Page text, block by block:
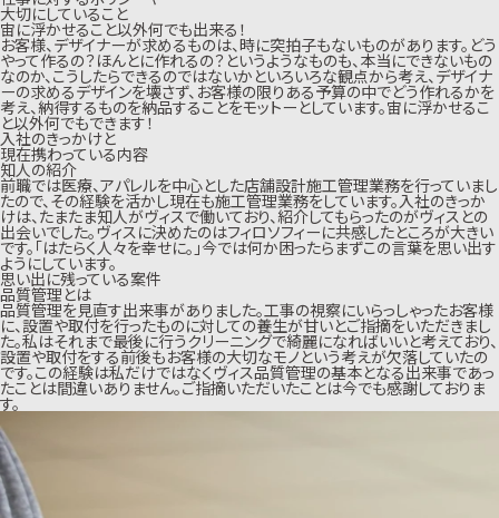
大切にしていること
宙に浮かせること以外何でも出来る！
お客様、デザイナーが求めるものは、時に突拍子もないものがあります。どう
やって作るの？ほんとに作れるの？というようなものも、本当にできないもの
なのか、こうしたらできるのではないかといろいろな観点から考え、デザイナ
ーの求めるデザインを壊さず、お客様の限りある予算の中でどう作れるかを
考え、納得するものを納品することをモットーとしています。宙に浮かせるこ
と以外何でもできます！
入社のきっかけと
現在携わっている内容
知人の紹介
前職では医療、アパレルを中心とした店舗設計施工管理業務を行っていまし
たので、その経験を活かし現在も施工管理業務をしています。入社のきっか
けは、たまたま知人がヴィスで働いており、紹介してもらったのがヴィスとの
出会いでした。ヴィスに決めたのはフィロソフィーに共感したところが大きい
です。「はたらく人々を幸せに。」今では何か困ったらまずこの言葉を思い出す
ようにしています。
思い出に残っている案件
品質管理とは
品質管理を見直す出来事がありました。工事の視察にいらっしゃったお客様
に、設置や取付を行ったものに対しての養生が甘いとご指摘をいただきまし
た。私はそれまで最後に行うクリーニングで綺麗になればいいと考えており、
設置や取付をする前後もお客様の大切なモノという考えが欠落していたの
です。この経験は私だけではなくヴィス品質管理の基本となる出来事であっ
たことは間違いありません。ご指摘いただいたことは今でも感謝しておりま
す。